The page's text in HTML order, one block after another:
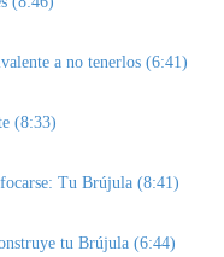
a no tenerlos (6:41)
(8:33)
Tu Brújula (8:41)
tu Brújula (6:44)